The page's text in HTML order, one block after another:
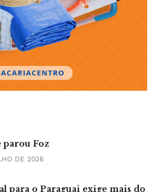
parou Foz
DE 2026
para o Paraguai exige mais do